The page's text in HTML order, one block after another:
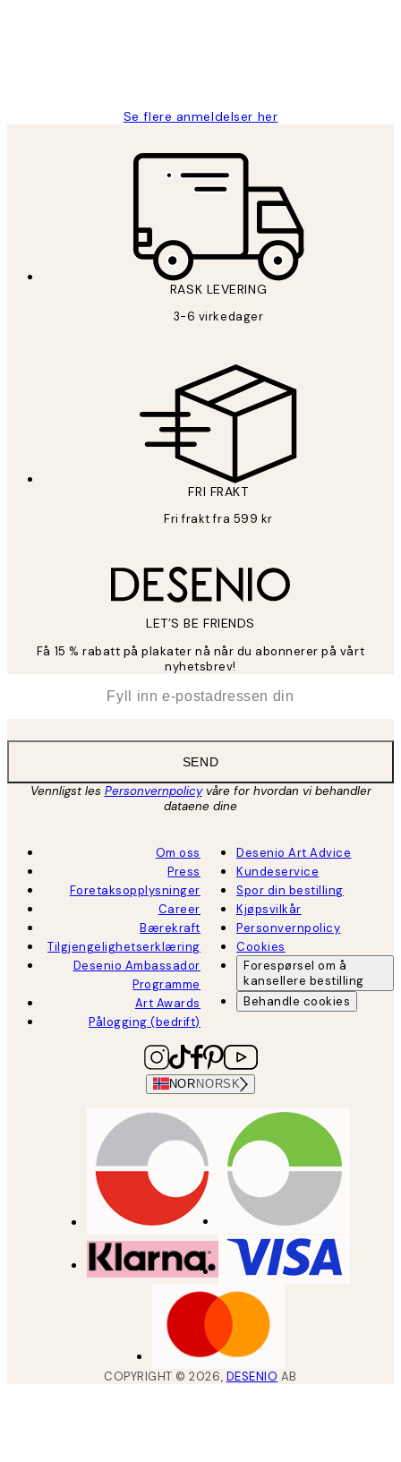
Se flere anmeldelser her
RASK LEVERING
3-6 virkedager
FRI FRAKT
Fri frakt fra 599 kr
LET’S BE FRIENDS
Få 15 % rabatt på plakater nå når du abonnerer på vårt
nyhetsbrev!
SEND
Vennligst les Personvernpolicyvåre for hvordan vi behandler
dataene dine
Om oss
Press
Foretaksopplysninger
Career
Bærekraft
Tilgjengelighetserklæring
Desenio Ambassador
Programme
Art Awards
Pålogging (bedrift)
Desenio Art Advice
Kundeservice
Spor din bestilling
Kjøpsvilkår
Personvernpolicy
Cookies
Forespørsel om å
kansellere bestilling
Behandle cookies
NOR NORSK
COPYRIGHT ©2026, DESENIO AB